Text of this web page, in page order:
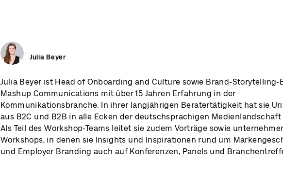
Julia Beyer
Julia Beyer ist Head of Onboarding and Culture sowie Brand-Storytelling-
Mashup Communications mit über 15 Jahren Erfahrung in der
Kommunikationsbranche. In ihrer langjährigen Beratertätigkeit hat sie
aus B2C und B2B in alle Ecken der deutschsprachigen
Als Teil des Workshop-Teams leitet sie zudem Vorträge sowie
Workshops, in denen sie Insights und Inspirationen rund um
und Employer Branding auch auf Konferenzen, Panels und